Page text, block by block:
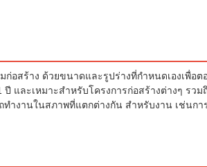
ก่อสร้าง ด้วยขนาดและรูปร่างที่กําหนดเองเพื่อต
และเหมาะสําหรับโครงการก่อสร้างต่างๆ รวม
างานในสภาพที่แตกต่างกัน สําหรับงาน เช่นกา